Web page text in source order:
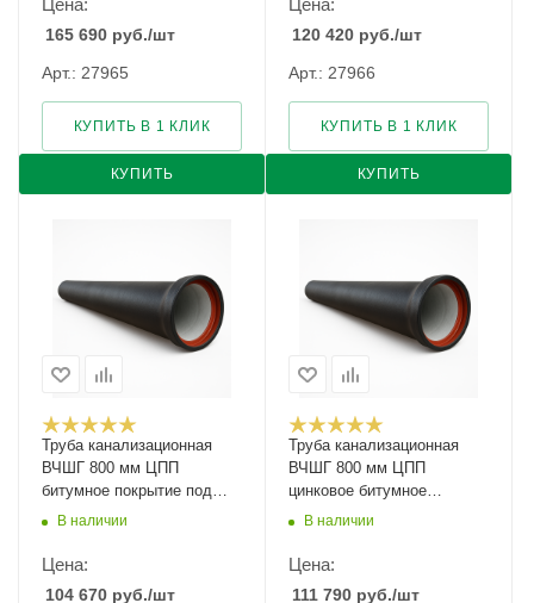
Цена:
165 690 руб./шт
Арт.: 27965
КУПИТЬ
КУПИТЬ В 1 КЛИК
Цена:
120 420 руб./шт
Арт.: 27966
КУПИТЬ
КУПИТЬ В 1 КЛИК
Труба канализационная
ВЧШГ 800 мм ЦПП
битумное покрытие под
манжету соединение ВРС
В наличии
Цена:
104 670 руб./шт
Труба канализационная
ВЧШГ 800 мм ЦПП
цинковое битумное
покрытие под манжету
В наличии
Цена:
111 790 руб./шт